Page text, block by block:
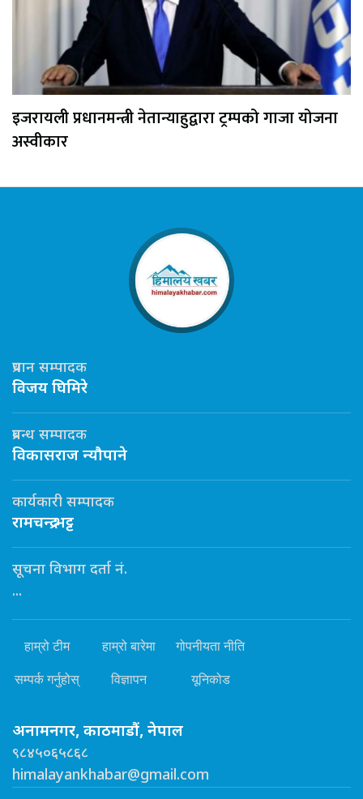
इजरायली प्रधानमन्त्री नेतान्याहुद्वारा ट्रम्पको गाजा योजना
अस्वीकार
प्रधान सम्पादक
विजय घिमिरे
प्रबन्ध सम्पादक
विकासराज न्यौपाने
कार्यकारी सम्पादक
रामचन्द्र भट्ट
सूचना विभाग दर्ता नं.
...
हाम्रो टीम हाम्रो बारेमा गोपनीयता नीति
सम्पर्क गर्नुहोस् विज्ञापन यूनिकोड
अनामनगर, काठमाडौं, नेपाल
९८४५०६५८६८
himalayankhabar@gmail.com